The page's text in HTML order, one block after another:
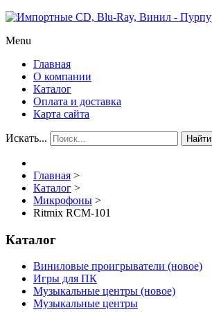
Menu
Главная
О компании
Каталог
Оплата и доставка
Карта сайта
Искать... Найти
Главная >
Каталог >
Микрофоны >
Ritmix RCM-101
Каталог
Виниловые проигрыватели (новое)
Игры для ПК
Музыкальные центры (новое)
Музыкальные центры